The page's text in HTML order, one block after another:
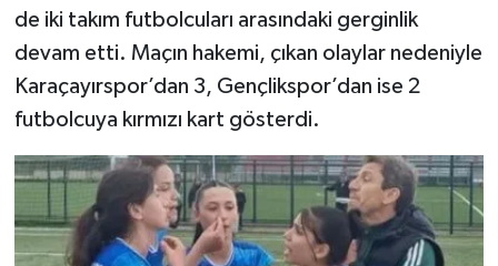
de iki takım futbolcuları arasındaki gerginlik
devam etti. Maçın hakemi, çıkan olaylar nedeniyle
Karaçayırspor’dan 3, Gençlikspor’dan ise 2
futbolcuya kırmızı kart gösterdi.